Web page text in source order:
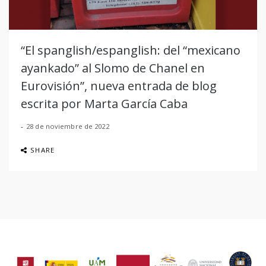
“El spanglish/espanglish: del “mexicano
ayankado” al Slomo de Chanel en
Eurovisión”, nueva entrada de blog
escrita por Marta García Caba
28 de noviembre de 2022
SHARE